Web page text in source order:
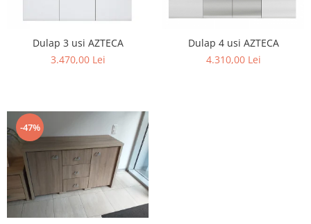
Oferte speciale
Sezlong living
Dulap 3 usi AZTECA
3.470,00 Lei
Dulap 4 usi AZTECA
4.310,00 Lei
-47%